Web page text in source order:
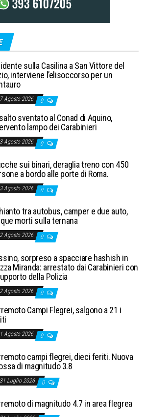
sulla Casilina a San Vittore del
interviene l’elisoccorso per un
7 Agosto 2026 0
sventato al Conad di Aquino,
lampo dei Carabinieri
3 Agosto 2026 0
sui binari, deraglia treno con 450
a bordo alle porte di Roma.
3 Agosto 2026 0
tra autobus, camper e due auto,
morti sulla ternana
2 Agosto 2026 0
sorpreso a spacciare hashish in
Miranda: arrestato dai Carabinieri con
della Polizia
2 Agosto 2026 0
Campi Flegrei, salgono a 21 i
1 Agosto 2026 0
campi flegrei, dieci feriti. Nuova
di magnitudo 3.8
31 Luglio 2026 0
di magnitudo 4.7 in area flegrea